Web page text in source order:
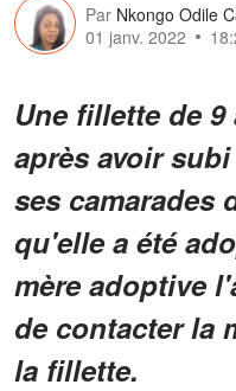
Par Nkongo Odile
01 janv. 2022
Une fillette de
après avoir
ses camarades
qu'elle a été
mère adoptive
de contacter la
la fillette.